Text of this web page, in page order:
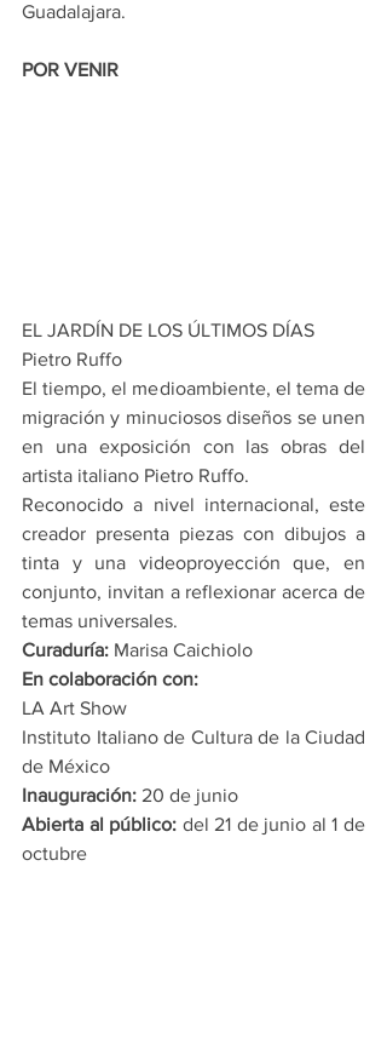
Guadalajara.
POR VENIR
EL JARDÍN DE LOS ÚLTIMOS DÍAS
Pietro Ruffo
El tiempo, el medioambiente, el tema de
migración y minuciosos diseños se unen
en una exposición con las obras del
artista italiano Pietro Ruffo.
Reconocido a nivel internacional, este
creador presenta piezas con dibujos a
tinta y una videoproyección que, en
conjunto, invitan a reflexionar acerca de
temas universales.
Curaduría: Marisa Caichiolo
En colaboración con:
LA Art Show
Instituto Italiano de Cultura de la Ciudad
de México
Inauguración: 20 de junio
Abierta al público: del 21 de junio al 1 de
octubre